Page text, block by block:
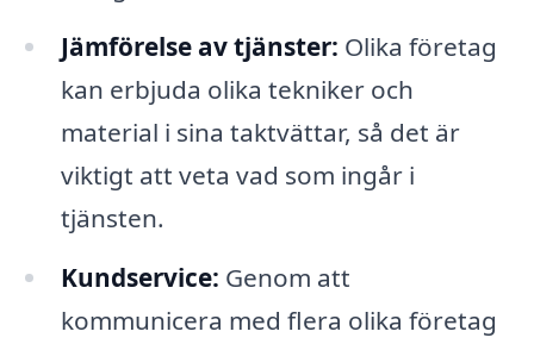
Jämförelse av tjänster: Olika företag
kan erbjuda olika tekniker och
material i sina taktvättar, så det är
viktigt att veta vad som ingår i
tjänsten.
Kundservice: Genom att
kommunicera med flera olika företag